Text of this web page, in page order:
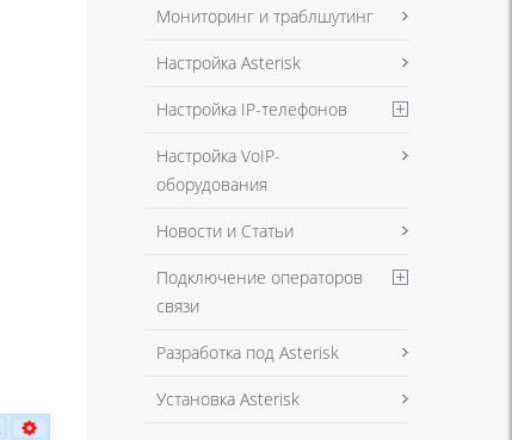
Мониторинг и траблшутинг
Настройка Asterisk
Настройка IP-телефонов
Настройка VoIP-
оборудования
Новости и Статьи
Подключение операторов
связи
Разработка под Asterisk
Установка Asterisk